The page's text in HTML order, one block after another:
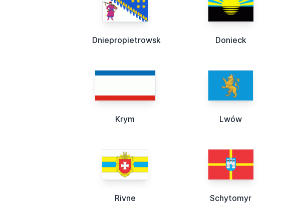
Dniepropietrowsk Donieck
Krym Lwów
Rivne Schytomyr